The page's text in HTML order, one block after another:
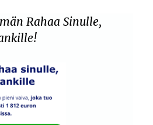
Rahaa Sinulle,